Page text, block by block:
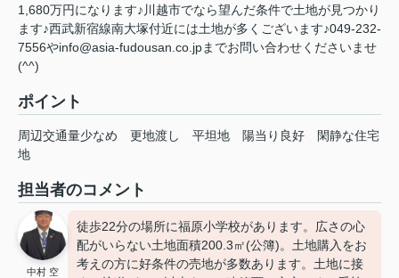
1,680万円になります♪川越市でなら望んだ条件で土地が見つかり
ます♪西武新宿線南大塚付近には土地が多くございます♪049-232-
7556やinfo@asia-fudousan.co.jpまでお問い合わせくださいませ
(^^)
ポイント
周辺交通量少なめ 更地渡し 平坦地 陽当り良好
閑静な住宅
地
担当者のコメント
中村 空
徒歩22分の場所に福原小学校があります。広さの心
配がいらない土地面積200.3㎡(公簿)。土地購入をお
考えの方に好条件の売地が多数あります。土地に接